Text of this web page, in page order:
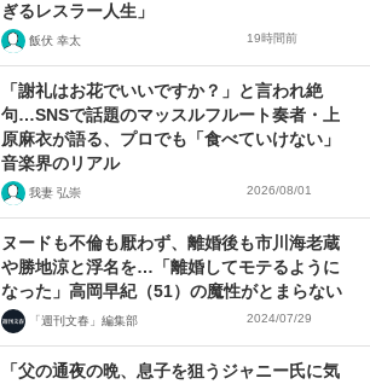
ぎるレスラー人生」
飯伏 幸太 19時間前
「謝礼はお花でいいですか？」と言われ絶
句…SNSで話題のマッスルフルート奏者・上
原麻衣が語る、プロでも「食べていけない」
音楽界のリアル
我妻 弘崇 2026/08/01
ヌードも不倫も厭わず、離婚後も市川海老蔵
や勝地涼と浮名を…「離婚してモテるように
なった」高岡早紀（51）の魔性がとまらない
「週刊文春」編集部 2024/07/29
「父の通夜の晩、息子を狙うジャニー氏に気